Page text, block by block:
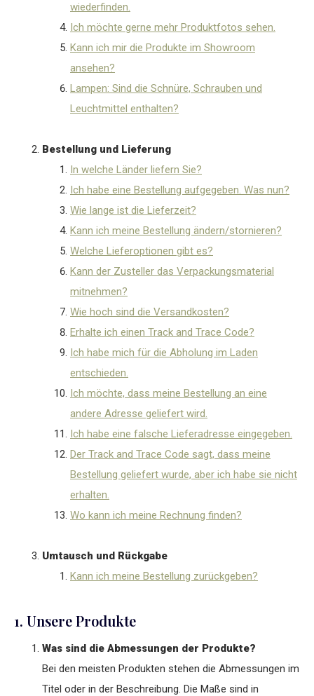
wiederfinden.
Ich möchte gerne mehr Produktfotos sehen.
Kann ich mir die Produkte im Showroom
ansehen?
Lampen: Sind die Schnüre, Schrauben und
Leuchtmittel enthalten?
Bestellung und Lieferung
In welche Länder liefern Sie?
Ich habe eine Bestellung aufgegeben. Was nun?
Wie lange ist die Lieferzeit?
Kann ich meine Bestellung ändern/stornieren?
Welche Lieferoptionen gibt es?
Kann der Zusteller das Verpackungsmaterial
mitnehmen?
Wie hoch sind die Versandkosten?
Erhalte ich einen Track and Trace Code?
Ich habe mich für die Abholung im Laden
entschieden.
Ich möchte, dass meine Bestellung an eine
andere Adresse geliefert wird.
Ich habe eine falsche Lieferadresse eingegeben.
Der Track and Trace Code sagt, dass meine
Bestellung geliefert wurde, aber ich habe sie nicht
erhalten.
Wo kann ich meine Rechnung finden?
Umtausch und Rückgabe
Kann ich meine Bestellung zurückgeben?
1. Unsere Produkte
Was sind die Abmessungen der Produkte?
Bei den meisten Produkten stehen die Abmessungen im
Titel oder in der Beschreibung. Die Maße sind in